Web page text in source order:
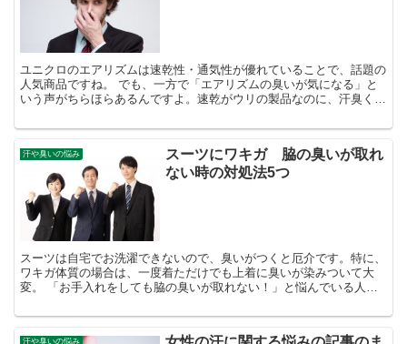
ユニクロのエアリズムは速乾性・通気性が優れていることで、話題の
人気商品ですね。 でも、一方で「エアリズムの臭いが気になる」と
いう声がちらほらあるんですよ。速乾がウリの製品なのに、汗臭くな
汗や臭いの悩み
スーツにワキガ 脇の臭いが取れ
ない時の対処法5つ
スーツは自宅でお洗濯できないので、臭いがつくと厄介です。特に、
ワキガ体質の場合は、一度着ただけでも上着に臭いが染みついて大
変。 「お手入れをしても脇の臭いが取れない！」と悩んでいる人も
汗や臭いの悩み